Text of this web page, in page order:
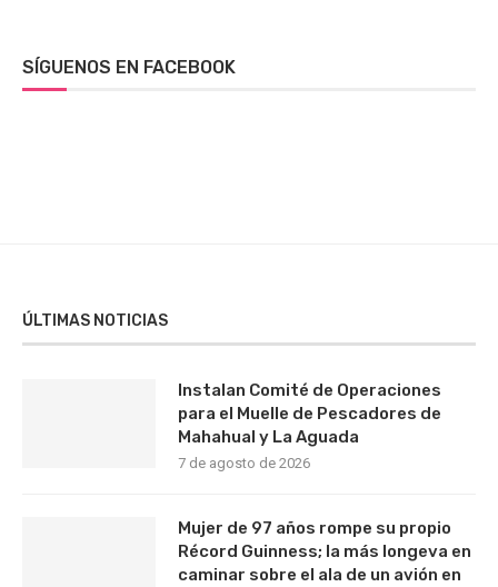
SÍGUENOS EN FACEBOOK
ÚLTIMAS NOTICIAS
Instalan Comité de Operaciones
para el Muelle de Pescadores de
Mahahual y La Aguada
7 de agosto de 2026
Mujer de 97 años rompe su propio
Récord Guinness; la más longeva en
caminar sobre el ala de un avión en